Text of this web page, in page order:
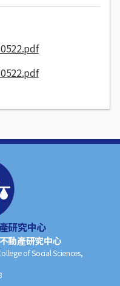
研究中心
動產研究中心
of Social Sciences,